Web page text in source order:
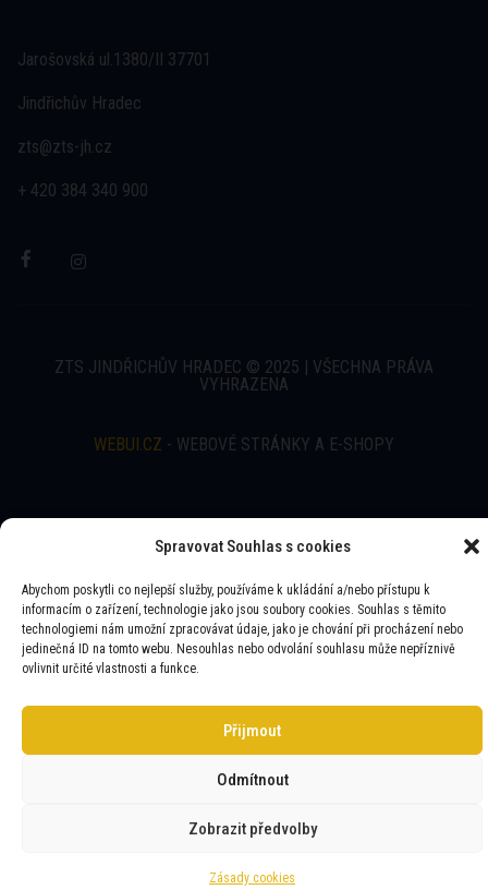
Spravovat Souhlas s cookies
Abychom poskytli co nejlepší služby, používáme k ukládání a/nebo přístupu k
informacím o zařízení, technologie jako jsou soubory cookies. Souhlas s těmito
technologiemi nám umožní zpracovávat údaje, jako je chování při procházení nebo
jedinečná ID na tomto webu. Nesouhlas nebo odvolání souhlasu může nepříznivě
ovlivnit určité vlastnosti a funkce.
Přijmout
Odmítnout
Zobrazit předvolby
Zásady cookies
Jarošovská ul.1380/II 37701
Jindřichův Hradec
zts@zts-jh.cz
+ 420 384 340 900
ZTS JINDŘICHŮV HRADEC © 2025 | VŠECHNA PRÁVA
VYHRAZENA
WEBUI.CZ - WEBOVÉ STRÁNKY A E-SHOPY